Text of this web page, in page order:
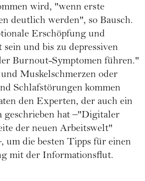
wird, "wenn erste
deutlich werden", so Bausch.
Erschöpfung und
und bis zu depressiven
Burnout-Symptomen führen."
Muskelschmerzen oder
Schlafstörungen kommen
den Experten, der auch ein
hat –"Digitaler
der neuen Arbeitswelt"
um die besten Tipps für einen
mit der Informationsflut.